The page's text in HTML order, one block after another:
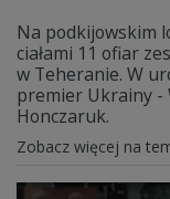
Na podkijowskim
ciałami 11 ofiar
w Teheranie. W
premier Ukrainy -
Honczaruk.
Zobacz więcej na